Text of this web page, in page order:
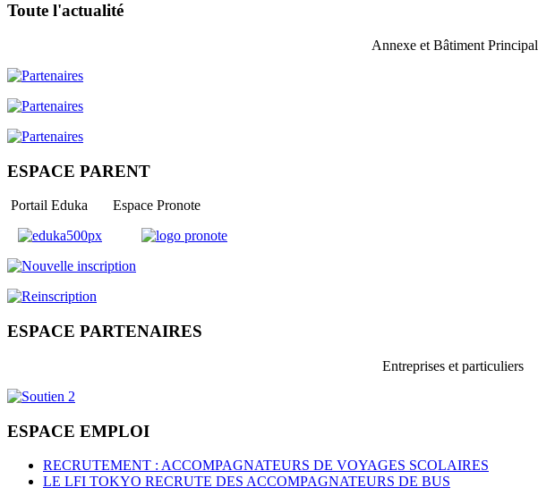
Toute l'actualité
Annexe et Bâtiment Principal
ESPACE PARENT
Portail Eduka Espace Pronote
ESPACE PARTENAIRES
Entreprises et particuliers
ESPACE EMPLOI
RECRUTEMENT : ACCOMPAGNATEURS DE VOYAGES SCOLAIRES
LE LFI TOKYO RECRUTE DES ACCOMPAGNATEURS DE BUS